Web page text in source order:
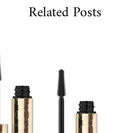
Related Posts